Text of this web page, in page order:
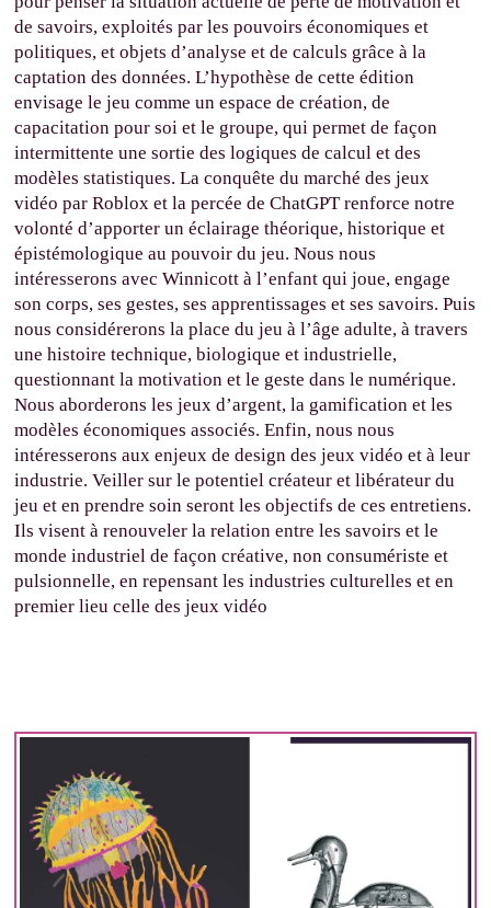
de savoirs, exploités par les pouvoirs économiques et
politiques, et objets d’analyse et de calculs grâce à la
captation des données. L’hypothèse de cette édition
envisage le jeu comme un espace de création, de
capacitation pour soi et le groupe, qui permet de façon
intermittente une sortie des logiques de calcul et des
modèles statistiques. La conquête du marché des jeux
vidéo par Roblox et la percée de ChatGPT renforce notre
volonté d’apporter un éclairage théorique, historique et
épistémologique au pouvoir du jeu. Nous nous
intéresserons avec Winnicott à l’enfant qui joue, engage
son corps, ses gestes, ses apprentissages et ses savoirs. Puis
nous considérerons la place du jeu à l’âge adulte, à travers
une histoire technique, biologique et industrielle,
questionnant la motivation et le geste dans le numérique.
Nous aborderons les jeux d’argent, la gamification et les
modèles économiques associés. Enfin, nous nous
intéresserons aux enjeux de design des jeux vidéo et à leur
industrie. Veiller sur le potentiel créateur et libérateur du
jeu et en prendre soin seront les objectifs de ces entretiens.
Ils visent à renouveler la relation entre les savoirs et le
monde industriel de façon créative, non consumériste et
pulsionnelle, en repensant les industries culturelles et en
premier lieu celle des jeux vidéo